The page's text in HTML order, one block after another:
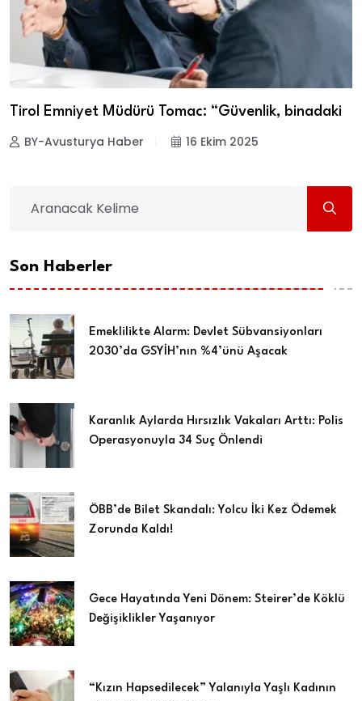
Tirol Emniyet Müdürü Tomac: “Güvenlik, binadaki
BY-Avusturya Haber 16 Ekim 2025
Son Haberler
Emeklilikte Alarm: Devlet Sübvansiyonları
2030’da GSYİH’nın %4’ünü Aşacak
Karanlık Aylarda Hırsızlık Vakaları Arttı: Polis
Operasyonuyla 34 Suç Önlendi
ÖBB’de Bilet Skandalı: Yolcu İki Kez Ödemek
Zorunda Kaldı!
Gece Hayatında Yeni Dönem: Steirer’de Köklü
Değişiklikler Yaşanıyor
“Kızın Hapsedilecek” Yalanıyla Yaşlı Kadının